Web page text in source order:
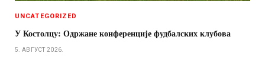
UNCATEGORIZED
У Костолцу: Одржане конференције фудбалских клубова
5. АВГУСТ 2026.